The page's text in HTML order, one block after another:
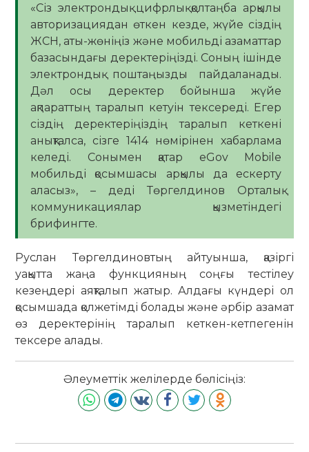
«Сіз электрондық цифрлық қолтаңба арқылы
авторизациядан өткен кезде, жүйе сіздің
ЖСН, аты-жөніңіз және мобильді азаматтар
базасындағы деректеріңізді. Соның ішінде
электрондық поштаңызды пайдаланады.
Дәл осы деректер бойынша жүйе
ақпараттың таралып кетуін тексереді. Егер
сіздің деректеріңіздің таралып кеткені
анықталса, сізге 1414 нөмірінен хабарлама
келеді. Сонымен қатар eGov Mobile
мобильді қосымшасы арқылы да ескерту
аласыз», – деді Төргелдинов Орталық
коммуникациялар қызметіндегі
брифингте.
Руслан Төргелдиновтың айтуынша, қазіргі
уақытта жаңа функцияның соңғы тестілеу
кезеңдері аяқталып жатыр. Алдағы күндері ол
қосымшада қолжетімді болады және әрбір азамат
өз деректерінің таралып кеткен-кетпегенін
тексере алады.
Әлеуметтік желілерде бөлісіңіз: